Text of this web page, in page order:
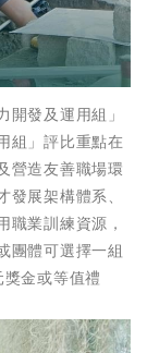
發及運用組」
組」評比重點在
營造友善職場環
展架構體系、
職業訓練資源，
團體可選擇一組
金或等值禮